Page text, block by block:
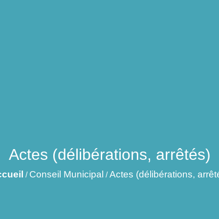
Actes (délibérations, arrêtés)
/ Conseil Municipal /Actes (délibérations,